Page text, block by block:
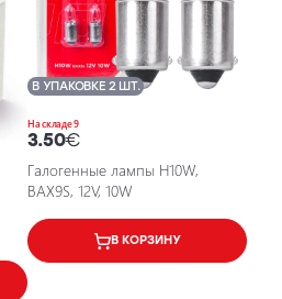
На складе 9
В УПАКОВКЕ 2 ШТ.
3.50€
Галогенные лампы H10W,
BAX9S, 12V, 10W
В КОРЗИНУ